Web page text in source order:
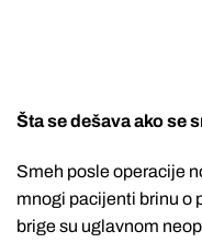
Šta se dešava ako se
Smeh posle operacije
mnogi pacijenti brinu o
brige su uglavnom